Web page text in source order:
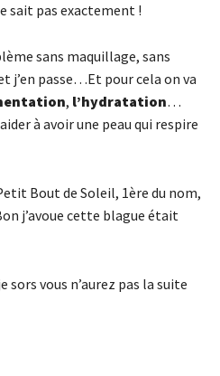
sait pas exactement !
sans maquillage, sans
j’en passe…Et pour cela on va
, l’hydratation…
à avoir une peau qui respire
Bout de Soleil, 1ère du nom,
j’avoue cette blague était
vous n’aurez pas la suite